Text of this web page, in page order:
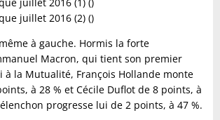
à gauche. Hormis la forte
Macron, qui tient son premier
à la Mutualité, François Hollande monte
à 28 % et Cécile Duflot de 8 points, à
progresse lui de 2 points, à 47 %.